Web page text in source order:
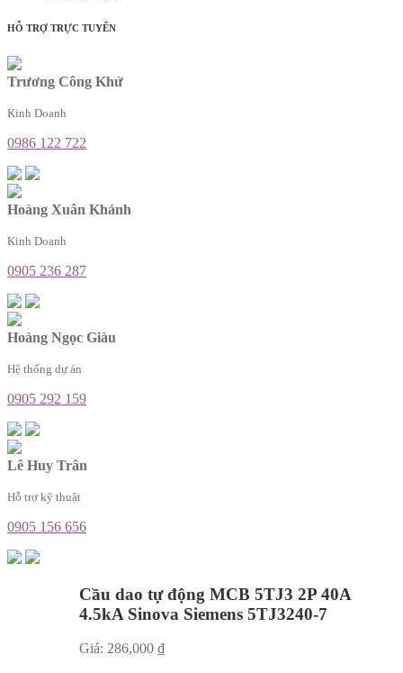
HỖ TRỢ TRỰC TUYẾN
Trương Công Khứ
Kinh Doanh
0986 122 722
Hoàng Xuân Khánh
Kinh Doanh
0905 236 287
Hoàng Ngọc Giàu
Hệ thống dự án
0905 292 159
Lê Huy Trân
Hỗ trợ kỹ thuật
0905 156 656
Cầu dao tự động MCB 5TJ3 2P 40A
4.5kA Sinova Siemens 5TJ3240-7
Giá: 286,000 ₫